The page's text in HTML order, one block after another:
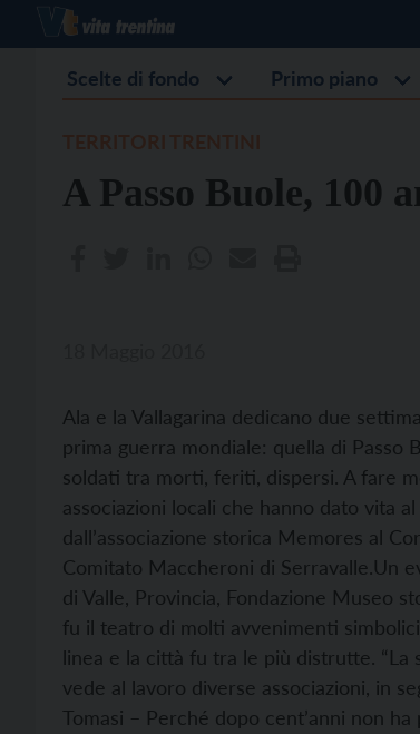
Scelte di fondo Primo piano
A Passo Buole, 100
Ala e la Vallagarina dedicano due
prima guerra mondiale: quella di Passo
soldati tra morti, feriti, dispersi. A fare
associazioni locali che hanno dato vita
dall’associazione storica Memores al
Comitato Maccheroni di Serravalle.Un
di Valle, Provincia, Fondazione Museo
fu il teatro di molti avvenimenti
linea e la città fu tra le più distrutte. “La
vede al lavoro diverse associazioni, in
Tomasi – Perché dopo cent’anni non